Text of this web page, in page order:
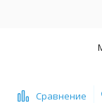
Сравнение